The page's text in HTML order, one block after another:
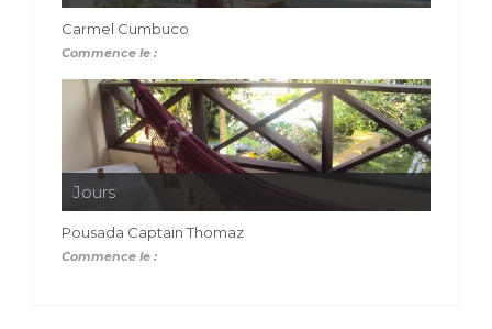
Carmel Cumbuco
Commence le :
Jours
Pousada Captain Thomaz
Commence le :